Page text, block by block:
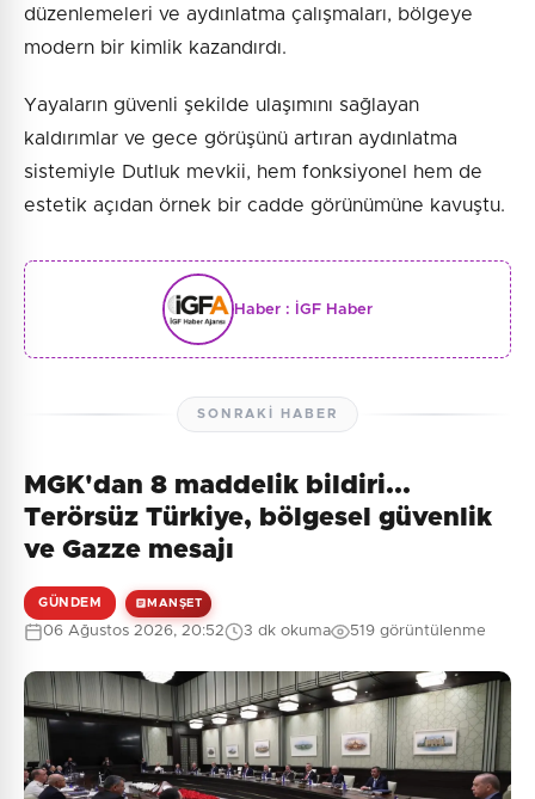
düzenlemeleri ve aydınlatma çalışmaları, bölgeye
modern bir kimlik kazandırdı.
Yayaların güvenli şekilde ulaşımını sağlayan
kaldırımlar ve gece görüşünü artıran aydınlatma
sistemiyle Dutluk mevkii, hem fonksiyonel hem de
estetik açıdan örnek bir cadde görünümüne kavuştu.
Haber : İGF Haber
SONRAKI HABER
MGK'dan 8 maddelik bildiri...
Terörsüz Türkiye, bölgesel güvenlik
ve Gazze mesajı
GÜNDEM MANŞET
06 Ağustos 2026, 20:52 3 dk okuma 519 görüntülenme